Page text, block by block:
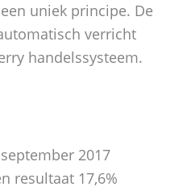
uniek principe. De
verricht
handelssysteem.
2017
resultaat 17,6%